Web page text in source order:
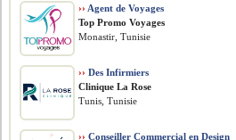
›› Agent de Voyages
Top Promo Voyages
Monastir, Tunisie
›› Des Infirmiers
Clinique La Rose
Tunis, Tunisie
›› Conseiller Commercial en Design